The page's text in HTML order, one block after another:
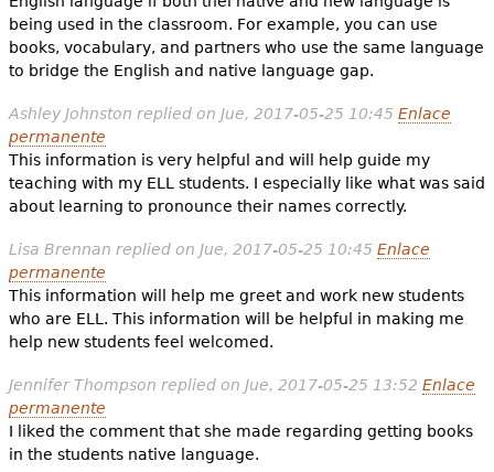
being used in the classroom. For example, you can use
books, vocabulary, and partners who use the same language
to bridge the English and native language gap.
Ashley Johnston replied on Jue, 2017-05-25 10:45 Enlace
permanente
This information is very helpful and will help guide my
teaching with my ELL students. I especially like what was said
about learning to pronounce their names correctly.
Lisa Brennan replied on Jue, 2017-05-25 10:45 Enlace
permanente
This information will help me greet and work new students
who are ELL. This information will be helpful in making me
help new students feel welcomed.
Jennifer Thompson replied on Jue, 2017-05-25 13:52 Enlace
permanente
I liked the comment that she made regarding getting books
in the students native language.